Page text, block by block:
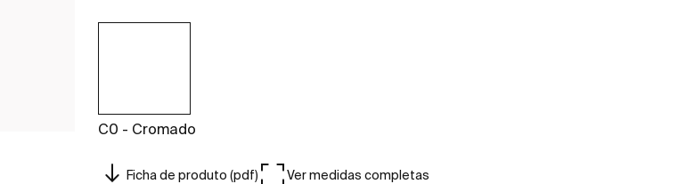
C0 - Cromado
Ficha de produto (pdf) Ver medidas completas